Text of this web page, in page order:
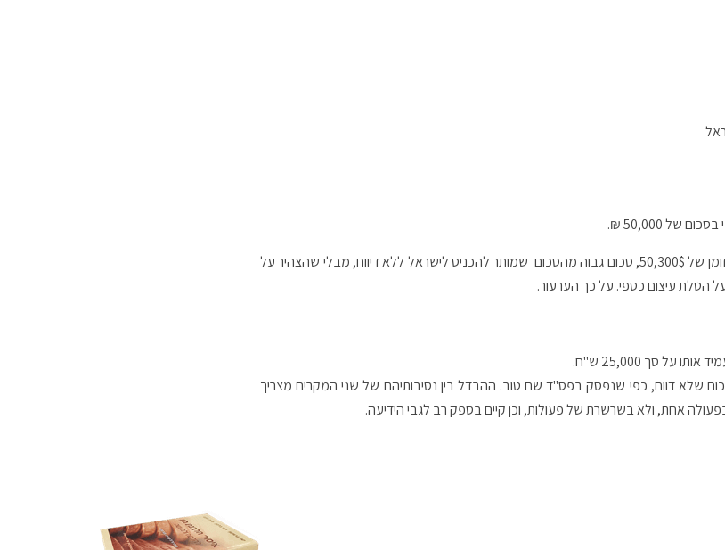
50,000 ₪.
המערער, איש עסקים תאילנדי, הגיע לארץ עם סכום במזומן של 50,300$, סכום גבוה מהסכום שמותר להכניס לישראל ללא דיווח, מבלי שהצהיר על
הטלת עיצום כספי. על כך הערעור.
על סך 25,000 ש"ח.
שהוטל הינו בשיעור כ- 1/3 מן הסכום שלא דווח, כפי שנפסק בפס"ד שם טוב. ההבדל בין נסיבותיהם של שני המקרים מצריך
אחת, ולא בשרשרת של פעולות, וכן קיים בספק רב לגבי הידיעה.